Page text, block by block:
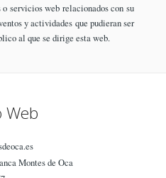
servicios web relacionados con su
y actividades que pudieran ser
al que se dirige esta web.
Web
Montes de Oca